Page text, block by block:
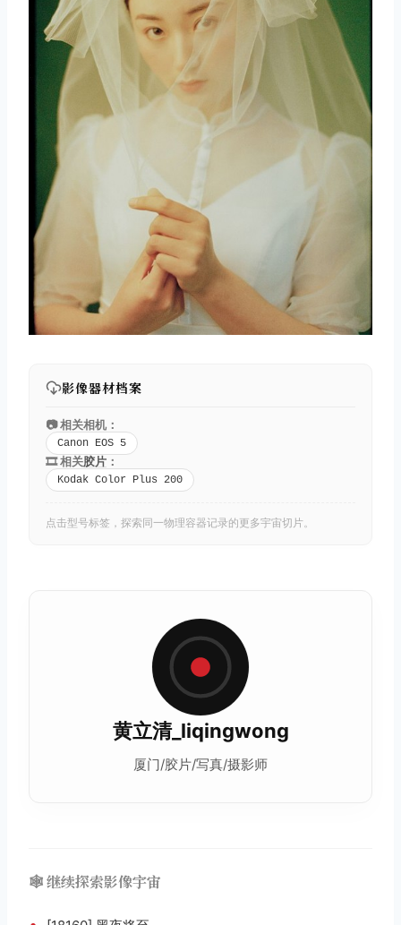
影像器材档案
📷 相关相机：
Canon EOS 5
🎞️ 相关胶片 ：
Kodak Color Plus 200
点击型号标签，探索同一物理容器记录的更多宇宙切片。
黄立清_liqingwong
厦门/胶片/写真/摄影师
🕸️ 继续探索影像宇宙